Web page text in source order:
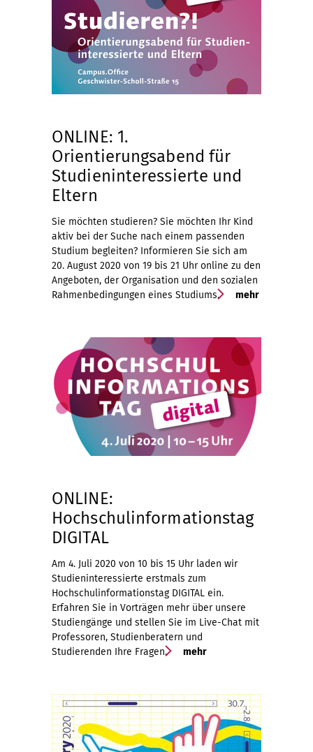
ONLINE: 1.
Orientierungsabend für
Studieninteressierte und
Eltern
Sie möchten studieren? Sie möchten Ihr Kind
aktiv bei der Suche nach einem passenden
Studium begleiten? Informieren Sie sich am
20. August 2020 von 19 bis 21 Uhr online zu den
Angeboten, der Organisation und den sozialen
Rahmenbedingungen eines Studiums.
mehr
ONLINE:
Hochschulinformationstag
DIGITAL
Am 4. Juli 2020 von 10 bis 15 Uhr laden wir
Studieninteressierte erstmals zum
Hochschulinformationstag DIGITAL ein.
Erfahren Sie in Vorträgen mehr über unsere
Studiengänge und stellen Sie im Live-Chat mit
Professoren, Studienberatern und
Studierenden Ihre Fragen.
mehr